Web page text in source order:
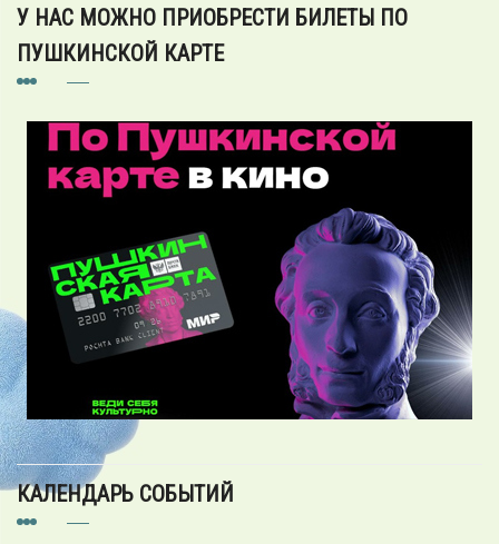
У НАС МОЖНО ПРИОБРЕСТИ БИЛЕТЫ ПО
ПУШКИНСКОЙ КАРТЕ
КАЛЕНДАРЬ СОБЫТИЙ